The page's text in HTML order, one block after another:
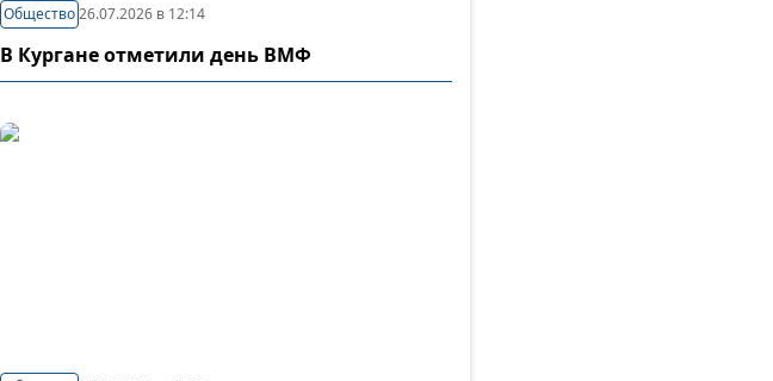
Общество 26.07.2026 в 12:14
В Кургане отметили день ВМФ